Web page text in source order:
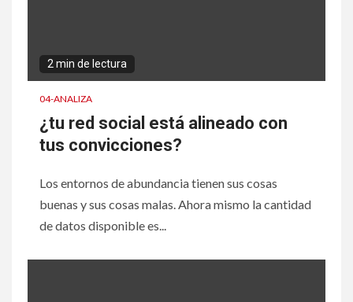
2 min de lectura
04-ANALIZA
¿tu red social está alineado con
tus convicciones?
Los entornos de abundancia tienen sus cosas
buenas y sus cosas malas. Ahora mismo la cantidad
de datos disponible es...